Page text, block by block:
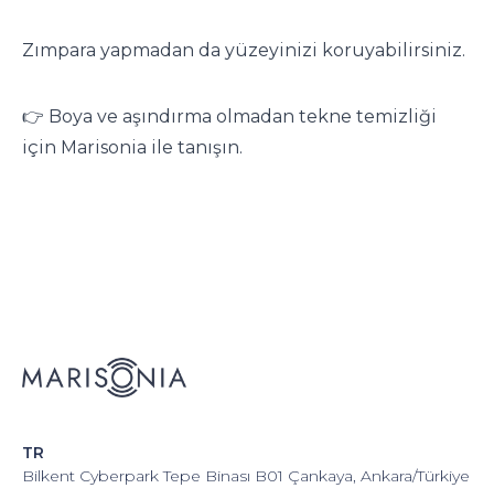
Zımpara yapmadan da yüzeyinizi koruyabilirsiniz.
👉 Boya ve aşındırma olmadan tekne temizliği
için Marisonia ile tanışın.
TR
Bilkent Cyberpark Tepe Binası B01 Çankaya, Ankara/Türkiye